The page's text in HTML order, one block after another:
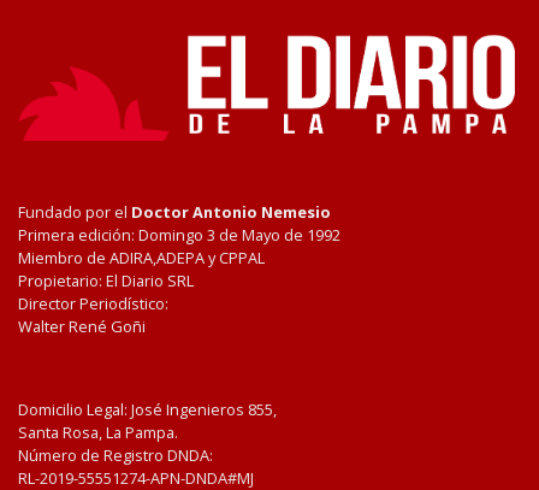
Fundado por el Doctor Antonio Nemesio
Primera edición: Domingo 3 de Mayo de 1992
Miembro de ADIRA,ADEPA y CPPAL
Propietario: El Diario SRL
Director Periodístico:
Walter René Goñi
Domicilio Legal: José Ingenieros 855,
Santa Rosa, La Pampa.
Número de Registro DNDA:
RL-2019-55551274-APN-DNDA#MJ